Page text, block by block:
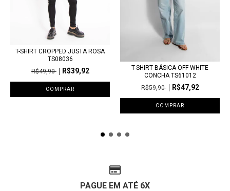
T-SHIRT CROPPED JUSTA ROSA
TS08036
R$49,90
R$39,92
COMPRAR
T-SHIRT BÁSICA OFF WHITE
CONCHA TS61012
R$59,90
R$47,92
COMPRAR
PAGUE EM ATÉ 6X